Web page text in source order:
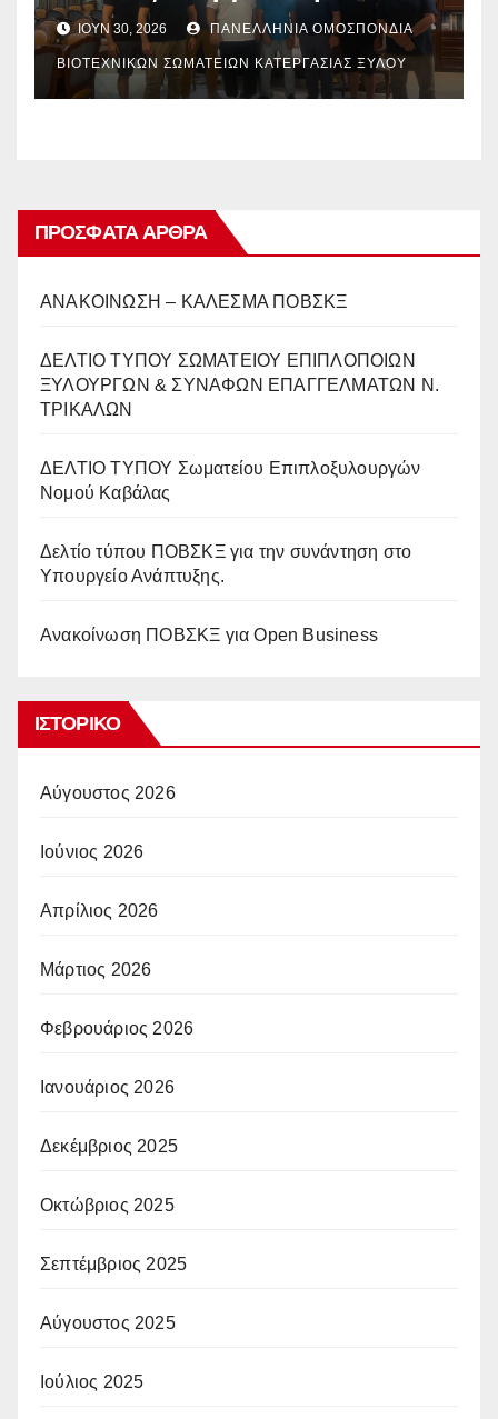
Καβάλας
ΙΟΎΝ 30, 2026 ΠΑΝΕΛΛΉΝΙΑ ΟΜΟΣΠΟΝΔΊΑ
ΒΙΟΤΕΧΝΙΚΏΝ ΣΩΜΑΤΕΊΩΝ ΚΑΤΕΡΓΑΣΊΑΣ ΞΎΛΟΥ
ΠΡΌΣΦΑΤΑ ΆΡΘΡΑ
ΑΝΑΚΟΙΝΩΣΗ – ΚΑΛΕΣΜΑ ΠΟΒΣΚΞ
ΔΕΛΤΙΟ ΤΥΠΟΥ ΣΩΜΑΤΕΙΟΥ ΕΠΙΠΛΟΠΟΙΩΝ
ΞΥΛΟΥΡΓΩΝ & ΣΥΝΑΦΩΝ ΕΠΑΓΓΕΛΜΑΤΩΝ Ν.
ΤΡΙΚΑΛΩΝ
ΔΕΛΤΙΟ ΤΥΠΟΥ Σωματείου Επιπλοξυλουργών
Νομού Καβάλας
Δελτίο τύπου ΠΟΒΣΚΞ για την συνάντηση στο
Υπουργείο Ανάπτυξης.
Ανακοίνωση ΠΟΒΣΚΞ για Open Business
ΙΣΤΟΡΙΚΌ
Αύγουστος 2026
Ιούνιος 2026
Απρίλιος 2026
Μάρτιος 2026
Φεβρουάριος 2026
Ιανουάριος 2026
Δεκέμβριος 2025
Οκτώβριος 2025
Σεπτέμβριος 2025
Αύγουστος 2025
Ιούλιος 2025